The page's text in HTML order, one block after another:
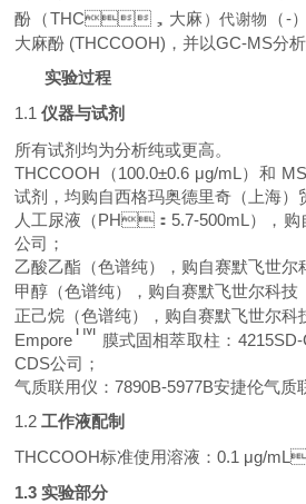
酚（THC，大麻 ）代谢物 （-）
大麻酚 (THCCOOH) ，并以GC-MS分
1，实验过程
1.1仪器与试剂
所有试剂均为分析纯或更高。
THCCOOH （100.0±0.6 μg/mL）和
试剂 ，均购自西格玛奥德里奇（上海）
人工尿液（PH：5.7-500mL），
公司；
乙酸乙酯（色谱纯），购自赛默飞世尔
甲醇（色谱纯），购自赛默飞世尔科技
正己烷（色谱纯），购自赛默飞世尔科
Empore
TM
膜式固相萃取柱： 42
CDS公司；
气质联用仪：7890B-5977B安捷伦气质联
1.2工作液配制
THCCOOH标准使用溶液：0.1 μg/
1.3实验部分